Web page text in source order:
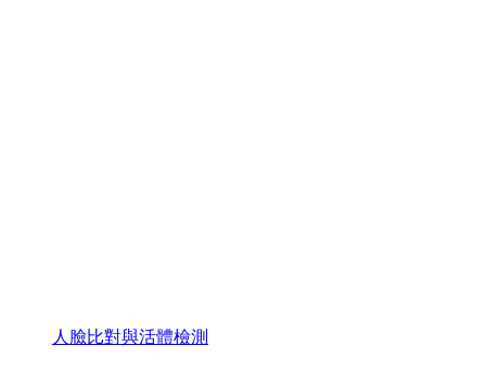
人臉比對與活體檢測